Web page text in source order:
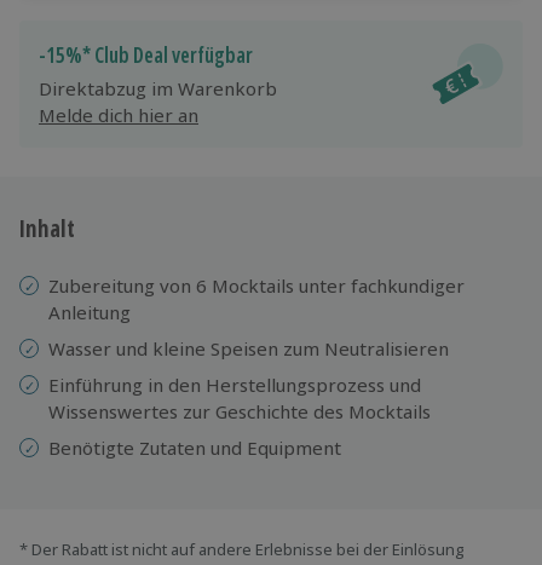
Jeder Gutschein für alle Erlebnisse einlösbar.
Maximale Sicherheit
10 Jahre gültig & verlängerbar.
-15%* Club Deal verfügbar
Direktabzug im Warenkorb
Melde dich hier an
Inhalt
Zubereitung von 6 Mocktails unter fachkundiger
Anleitung
Wasser und kleine Speisen zum Neutralisieren
Einführung in den Herstellungsprozess und
Wissenswertes zur Geschichte des Mocktails
Benötigte Zutaten und Equipment
* Der Rabatt ist nicht auf andere Erlebnisse bei der Einlösung